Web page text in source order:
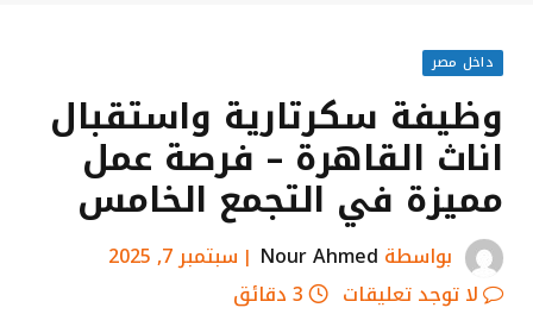
داخل مصر
وظيفة سكرتارية واستقبال
اناث القاهرة – فرصة عمل
مميزة في التجمع الخامس
بواسطة Nour Ahmed
سبتمبر 7, 2025
لا توجد تعليقات
3 دقائق